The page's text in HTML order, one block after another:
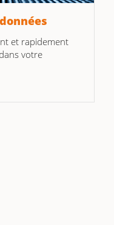
et rapidement
votre